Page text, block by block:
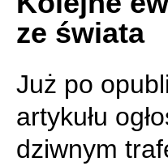
ze świata
Już po
artykułu
dziwnym